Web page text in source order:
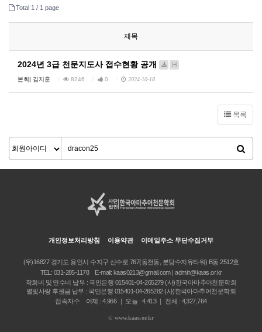
Total 1 / 1 page
제목
2024년 3급 천문지도사 접수현황 공개 H
본회| 김지훈 8246 0 2024-10-18
목록
개인정보처리방침 이용약관 이메일주소 무단수집거부
(우)16827 경기도 용인시 수지구 신수로 767(동천동, 분당수지유타워) B동 2512호
TEL: 031-285-1178 E-mail: kaas0213@gmail.com | admin@kaas.or.kr
학회비 및 연수비 납부 : 국민은행 015401-04-265279 (사)한국아마추어천문학회
별빛사랑 후원금 납부 : 국민은행 015401-04-265282 (사)한국아마추어천문학회
접속자수 어제 : 4,966 ｜ 오늘 : 4,413 ｜ 전체 : 4,327,764
© www.kaas.or.kr